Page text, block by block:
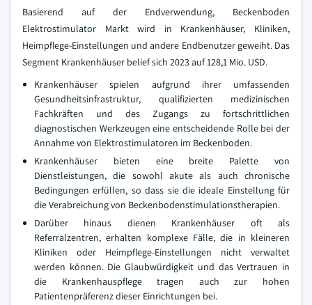
Basierend auf der Endverwendung, Beckenboden
Elektrostimulator Markt wird in Krankenhäuser, Kliniken,
Heimpflege-Einstellungen und andere Endbenutzer geweiht. Das
Segment Krankenhäuser belief sich 2023 auf 128,1 Mio. USD.
Krankenhäuser spielen aufgrund ihrer umfassenden
Gesundheitsinfrastruktur, qualifizierten medizinischen
Fachkräften und des Zugangs zu fortschrittlichen
diagnostischen Werkzeugen eine entscheidende Rolle bei der
Annahme von Elektrostimulatoren im Beckenboden.
Krankenhäuser bieten eine breite Palette von
Dienstleistungen, die sowohl akute als auch chronische
Bedingungen erfüllen, so dass sie die ideale Einstellung für
die Verabreichung von Beckenbodenstimulationstherapien.
Darüber hinaus dienen Krankenhäuser oft als
Referralzentren, erhalten komplexe Fälle, die in kleineren
Kliniken oder Heimpflege-Einstellungen nicht verwaltet
werden können. Die Glaubwürdigkeit und das Vertrauen in
die Krankenhauspflege tragen auch zur hohen
Patientenpräferenz dieser Einrichtungen bei.